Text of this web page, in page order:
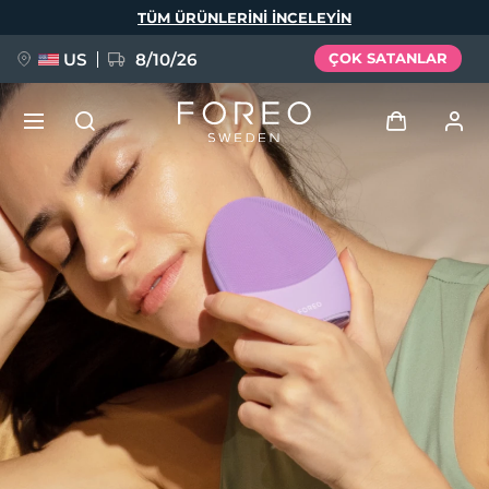
TÜM ÜRÜNLERINI INCELEYIN
US 8/10/26 ÇOK SATANLAR
Kullanici profi̇li̇
Cihazlarım
Siparişlerim
Adresim
Aboneliklerim
YENİ
FAQ™ Pure Beauty-Tech Elixir
BREAKING NEWS
issa™ Teeth Whitening Set
Dil Seçimi
English Deutsch
Español
Français
Italiano
Português
Svenska
Русский
Türkçe
简体中文 繁體中文